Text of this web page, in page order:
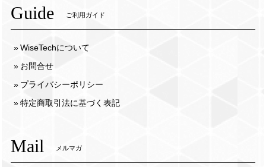
Guide ご利用ガイド
WiseTechについて
お問合せ
プライバシーポリシー
特定商取引法に基づく表記
Mail メルマガ